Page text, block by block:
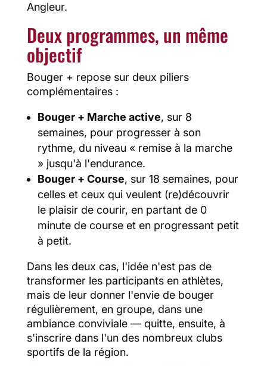
Angleur.
Deux programmes, un même
objectif
Bouger + repose sur deux piliers
complémentaires :
Bouger + Marche active, sur 8
semaines, pour progresser à son
rythme, du niveau « remise à la marche
» jusqu'à l'endurance.
Bouger + Course, sur 18 semaines, pour
celles et ceux qui veulent (re)découvrir
le plaisir de courir, en partant de 0
minute de course et en progressant petit
à petit.
Dans les deux cas, l'idée n'est pas de
transformer les participants en athlètes,
mais de leur donner l'envie de bouger
régulièrement, en groupe, dans une
ambiance conviviale — quitte, ensuite, à
s'inscrire dans l'un des nombreux clubs
sportifs de la région.